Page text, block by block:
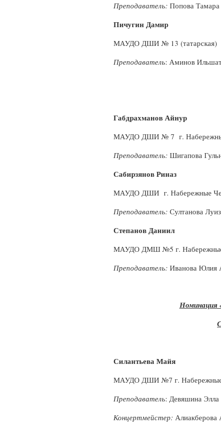
Преподаватель: Попова
Пичугин Дамир
МАУДО ДШИ № 13 (татарская)
Преподаватель: Аминов
Габдрахманов Айнур
МАУДО ДШИ № 7 г.
Преподаватель: Шигапова
Сабирзянов Риназ
МАУДО ДШИ г. Набережные
Преподаватель: Султанова
Степанов Даниил
МАУДО ДМШ №5 г.
Преподаватель: Иванова Юлия
Номинация
Силантьева Майя
МАУДО ДШИ №7 г.
Преподаватель: Девяшина
Концертмейстер: Алиакберова